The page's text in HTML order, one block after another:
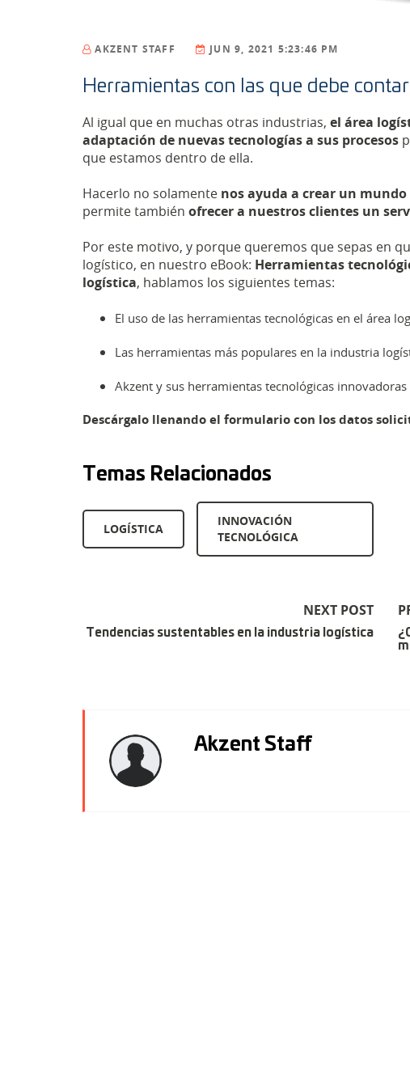
AKZENT STAFF JUN 9, 2021 5:23:46 PM
Herramientas con las que debe
Al igual que en muchas otras industrias, el área
adaptación de nuevas tecnologías a sus procesos
que estamos dentro de ella.
Hacerlo no solamente nos ayuda a crear un
permite también ofrecer a nuestros clientes un
Por este motivo, y porque queremos que sepas en
logístico, en nuestro eBook: Herramientas
logística, hablamos los siguientes temas:
El uso de las herramientas tecnológicas en el área
Las herramientas más populares en la industria
Akzent y sus herramientas tecnológicas innovadoras
Descárgalo llenando el formulario con los datos
Temas Relacionados
LOGÍSTICA
INNOVACIÓN
TECNOLÓGICA
NEXT POST
Tendencias sustentables en la industria logística
Akzent Staff